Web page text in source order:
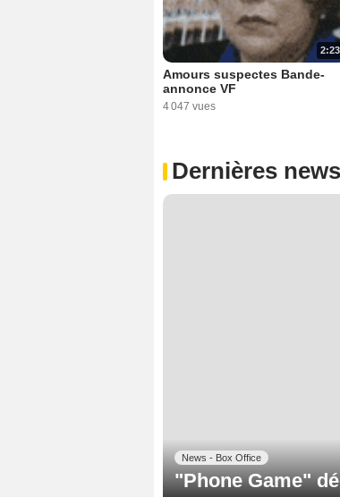
2:23
Amours suspectes Bande-
annonce VF
4 047 vues
Dernières news
News - Box Office
"Phone Game"